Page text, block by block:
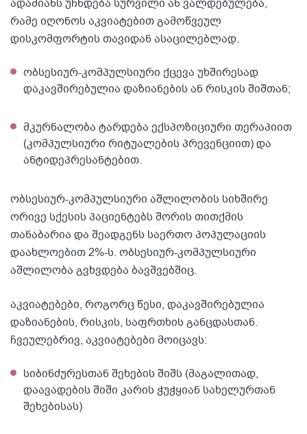
ადამიანს უჩნდება სურვილი ან ვალდებულება,
რამე იღონოს აკვიატებით გამოწვეულ
დისკომფორტის თავიდან ასაცილებლად.
ობსესიურ-კომპულსიური ქცევა უხშირესად
დაკავშირებულია დაზიანების ან რისკის შიშთან;
მკურნალობა ტარდება ექსპოზიციური თერაპიით
(კომპულსიური რიტუალების პრევენციით) და
ანტიდეპრესანტებით.
ობსესიურ-კომპულსიური აშლილობის სიხშირე
ორივე სქესის პაციენტებს შორის თითქმის
თანაბარია და შეადგენს საერთო პოპულაციის
დაახლოებით 2%-ს. ობსესიურ-კომპულსიური
აშლილობა გვხვდება ბავშვებშიც.
აკვიატებები, როგორც წესი, დაკავშირებულია
დაზიანების, რისკის, საფრთხის განცდასთან.
ჩვეულებრივ, აკვიატებები მოიცავს:
სიბინძურესთან შეხების შიშს (მაგალითად,
დაავადების შიში კარის ჭუჭყიან სახელურთან
შეხებისას)